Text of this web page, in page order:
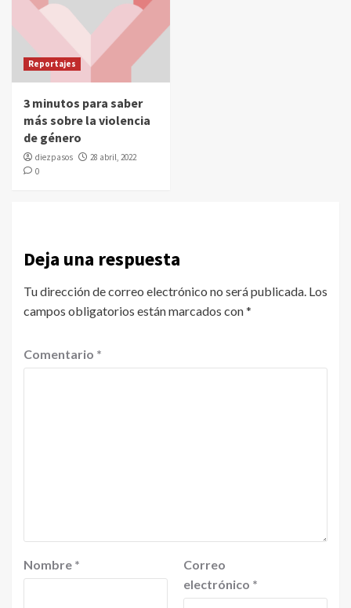
Reportajes
3 minutos para saber
más sobre la violencia
de género
diezpasos
28 abril, 2022
0
Deja una respuesta
Tu dirección de correo electrónico no será publicada. Los
campos obligatorios están marcados con*
Comentario *
Nombre *
Correo
electrónico *